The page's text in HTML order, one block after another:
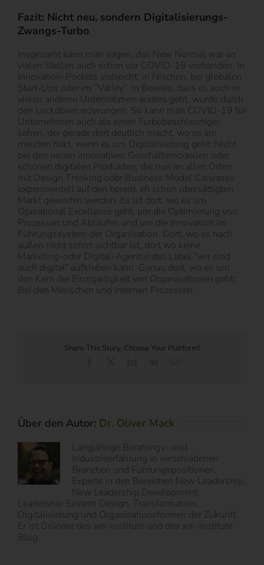
Fazit: Nicht neu, sondern Digitalisierungs-
Zwangs-Turbo
Insgesamt kann man sagen, das New Normal war an
vielen Stellen auch schon vor COVID-19 vorhanden. In
Innovation-Pockets vielleicht, in Nischen, bei globalen
Start-Ups oder im “Valley”. In Beweis, dass es auch in
vielen anderen Unternehmen anders geht, wurde durch
den Lockdown erzwungen. So kann man COVID-19 für
Unternehmen auch als einen Turbobeschleuniger
sehen, der gerade dort deutlich macht, wo es am
meisten hakt, wenn es um Digitalisierung geht: Nicht
bei den neuen innovativen Geschäftsmodellen oder
schönen digitalen Produkten, die nun an allen Orten
mit Design Thinking oder Business Model Canvases
experimentell auf den bereits eh schon übersättigten
Markt geworfen werden. Es ist dort, wo es um
Operational Excellence geht, um die Optimierung von
Prozessen und Abläufen und um die Innovation im
Führungssystem der Organisation. Dort, wo es nach
außen nicht sofort sichtbar ist, dort wo keine
Marketing-oder Digital-Agentur das Label “wir sind
auch digital” aufkleben kann. Genau dort, wo es um
den Kern der Einzigartigkeit von Organisationen geht:
Bei den Menschen und internen Prozessen.
Share This Story, Choose Your Platform!
Über den Autor: Dr. Oliver Mack
Langjährige Beratungs- und
Industrieerfahrung in verschiedenen
Branchen und Führungspositionen.
Experte in den Bereichen New Leadership,
New Leadership Development,
Leadership System Design, Transformation,
Digitalisierung und Organisationsformen der Zukunft.
Er ist Gründer des xm-institute und des xm-institute
Blog.